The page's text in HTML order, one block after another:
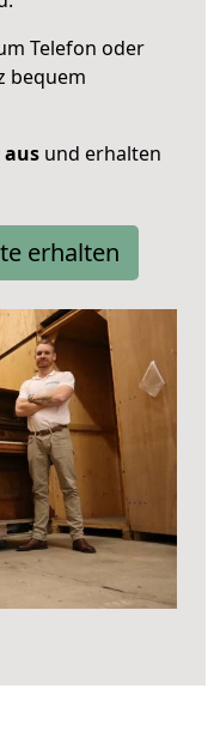
Telefon oder
bequem
aus und erhalten
erhalten